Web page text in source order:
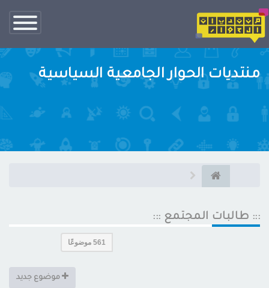
تبديل
الناف
منتديات الحوار الجامعية السياسية
::: طالبات المجتمع :::
561 موضوعًا
موضوع جديد